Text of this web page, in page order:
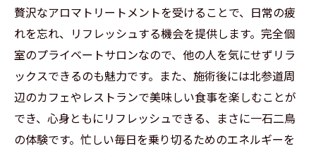
贅沢なアロマトリートメントを受けることで、日常の疲
れを忘れ、リフレッシュする機会を提供します。完全個
室のプライベートサロンなので、他の人を気にせずリラ
ックスできるのも魅力です。また、施術後には北参道周
辺のカフェやレストランで美味しい食事を楽しむことが
でき、心身ともにリフレッシュできる、まさに一石二鳥
の体験です。忙しい毎日を乗り切るためのエネルギーを